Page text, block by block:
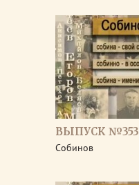
ВЫПУСК №353
Собинов